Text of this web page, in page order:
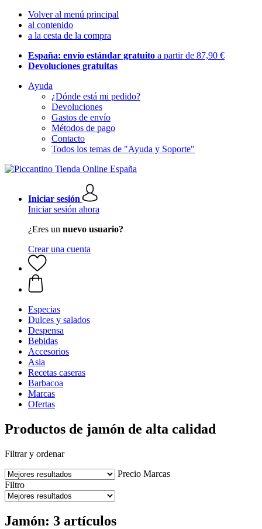
Volver al menú principal
al contenido
a la cesta de la compra
España: envío estándar gratuito a partir de 87,90 €
Devoluciones gratuitas
Ayuda
¿Dónde está mi pedido?
Devoluciones
Gastos de envío
Métodos de pago
Contacto
Todos los temas de "Ayuda y Soporte"
Iniciar sesión
Iniciar sesión ahora
¿Eres un nuevo usuario?
Crear una cuenta
Especias
Dulces y salados
Despensa
Bebidas
Accesorios
Asia
Recetas caseras
Barbacoa
Marcas
Ofertas
Productos de jamón de alta calidad
Filtrar y ordenar
Precio Marcas
Filtro
Jamón: 3 artículos